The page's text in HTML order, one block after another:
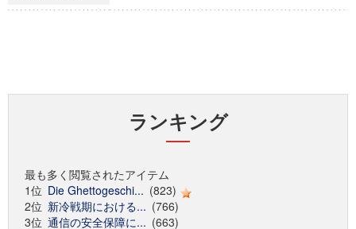
ランキング
最も多く閲覧されたアイテム
1位 Die Ghettogeschi... (823)
2位 新冷戦期における... (766)
3位 通信の安全保障に... (663)